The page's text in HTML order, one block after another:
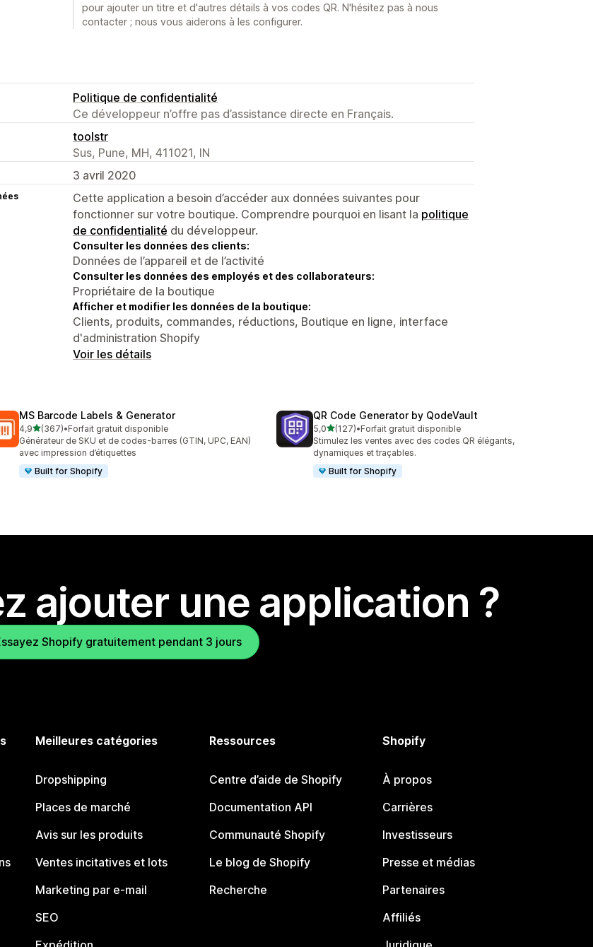
pour ajouter un titre et d'autres détails à vos codes QR. N'hésitez pas à nous
contacter ; nous vous aiderons à les configurer.
Politique de confidentialité
Ce développeur n’offre pas d’assistance directe en Français.
toolstr
Sus, Pune, MH, 411021, IN
3 avril 2020
Cette application a besoin d’accéder aux données suivantes pour
fonctionner sur votre boutique. Comprendre pourquoi en lisant la politique
de confidentialité du développeur.
Consulter les données des clients:
Données de l’appareil et de l’activité
Consulter les données des employés et des collaborateurs:
Propriétaire de la boutique
Afficher et modifier les données de la boutique:
Clients, produits, commandes, réductions, Boutique en ligne, interface
d'administration Shopify
Voir les détails
MS Barcode Labels & Generator
4,9étoile(s) sur 5
(367)
367 avis au total
•Forfait gratuit disponible
Générateur de SKU et de codes-barres (GTIN, UPC, EAN)
avec impression d’étiquettes
Built for Shopify
QR Code Generator by QodeVault
5,0étoile(s) sur 5
(127)
127 avis au total
•Forfait gratuit disponible
Stimulez les ventes avec des codes QR élégants,
dynamiques et traçables.
Built for Shopify
ajouter une application ?
Shopify gratuitement pendant 3 jours
Meilleures catégories
Dropshipping
Places de marché
Avis sur les produits
Ventes incitatives et lots
Marketing par e-mail
SEO
Ressources
Centre d’aide de Shopify
Documentation API
Communauté Shopify
Le blog de Shopify
Recherche
Shopify
À propos
Carrières
Investisseurs
Presse et médias
Partenaires
Affiliés